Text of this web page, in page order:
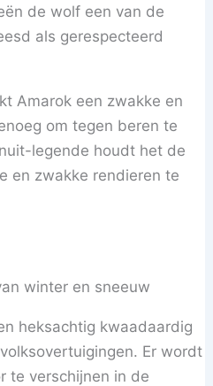
de wolf een van de
als gerespecteerd
Amarok een zwakke en
om tegen beren te
legende houdt het de
en zwakke rendieren te
heksachtig kwaadaardig
Er wordt
te verschijnen in de